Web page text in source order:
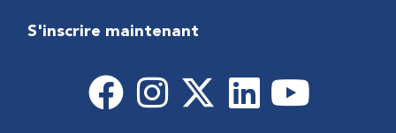
S'inscrire maintenant